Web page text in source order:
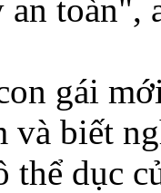
an toàn",
gái
và biết
thể dục